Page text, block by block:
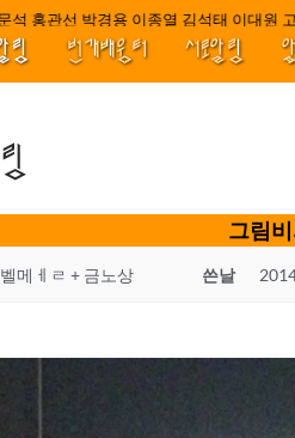
홍관선 박경용 이종열 김석태 이대원
림 번개배움터 서로알림
그림
메ㅔㄹ + 금노상 쓴날